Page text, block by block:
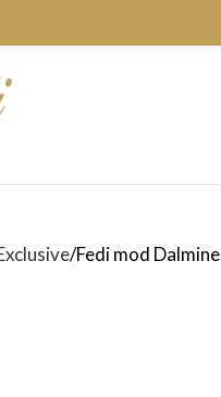
Fedi mod Dalmine